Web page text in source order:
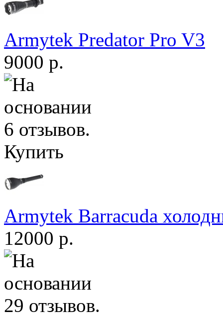
Armytek Predator Pro V3
9000 р.
Купить
Armytek Barracuda
12000 р.